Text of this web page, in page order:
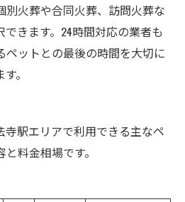
別火葬や合同火葬、訪問火葬な
きます。24時間対応の業者も
ペットとの最後の時間を大切に
。
駅エリアで利用できる主なペ
料金相場です。